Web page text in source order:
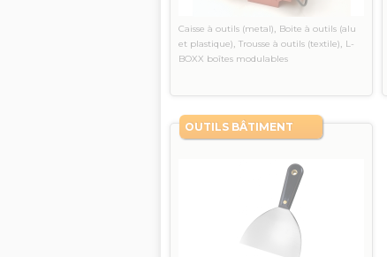
Caisse à outils (metal), Boite à outils (alu
et plastique), Trousse à outils (textile), L-
BOXX boîtes modulables
OUTILS BÂTIMENT